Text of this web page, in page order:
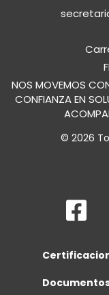
NOS MOVEMOS
CONFIANZA EN
© 2026